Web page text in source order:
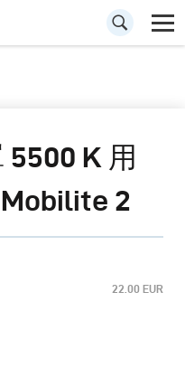
K 用
2
22.00 EUR